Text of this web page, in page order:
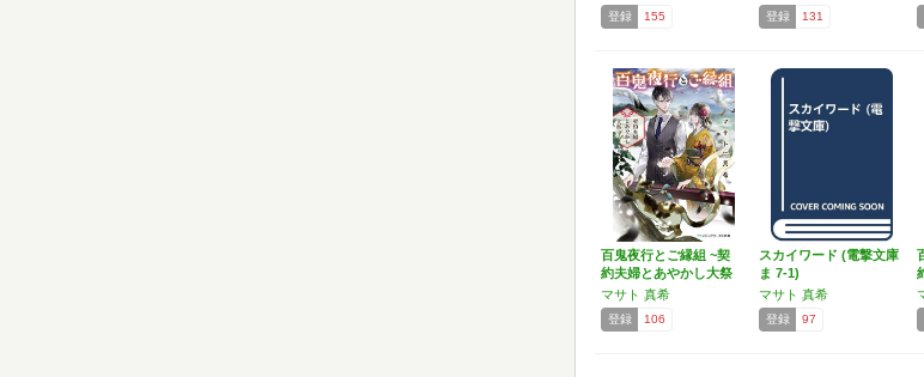
登録 155 登録 131
百鬼夜行とご縁組 ~契
約夫婦とあやかし大祭
~…
マサト 真希
登録 106
スカイワード (電撃文庫
ま 7-1)
マサト 真希
登録 97